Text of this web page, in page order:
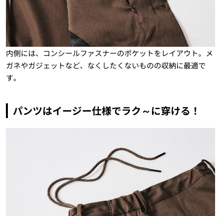
内側には、コンシールファスナーのポケットをレイアウト。メ
ガネやガジェットなど、なくしたくないものの収納に最適で
す。
パンツはイージー仕様でラク～に穿ける！